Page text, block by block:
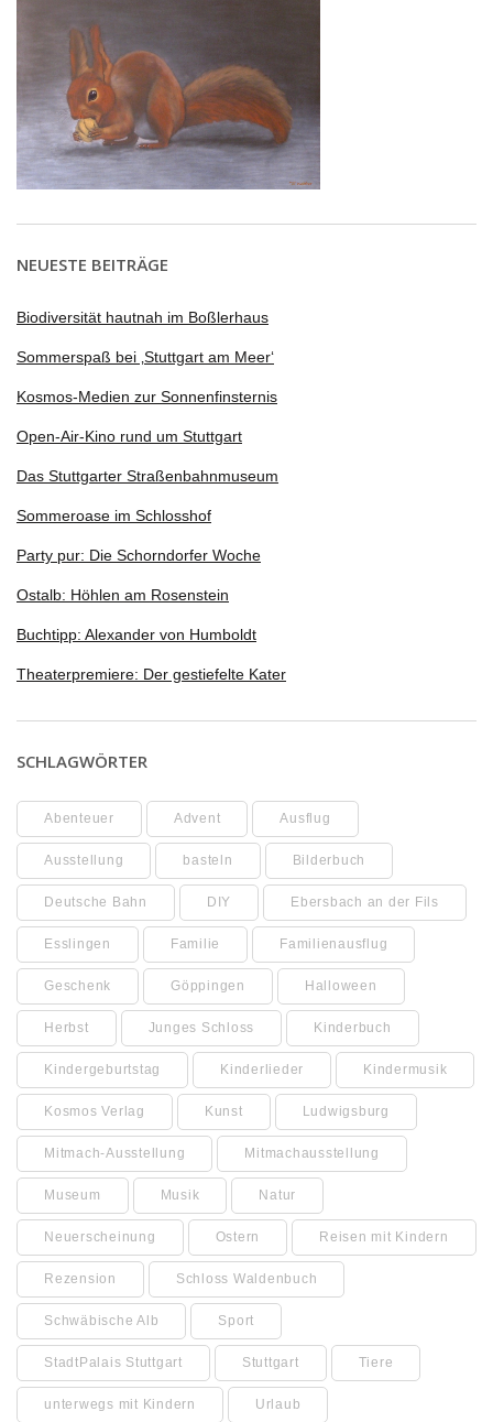
NEUESTE BEITRÄGE
Biodiversität hautnah im Boßlerhaus
Sommerspaß bei ‚Stuttgart am Meer‘
Kosmos-Medien zur Sonnenfinsternis
Open-Air-Kino rund um Stuttgart
Das Stuttgarter Straßenbahnmuseum
Sommeroase im Schlosshof
Party pur: Die Schorndorfer Woche
Ostalb: Höhlen am Rosenstein
Buchtipp: Alexander von Humboldt
Theaterpremiere: Der gestiefelte Kater
SCHLAGWÖRTER
Abenteuer Advent Ausflug
Ausstellung basteln Bilderbuch
Deutsche Bahn DIY Ebersbach an der Fils
Esslingen Familie Familienausflug
Geschenk Göppingen Halloween
Herbst Junges Schloss Kinderbuch
Kindergeburtstag Kinderlieder Kindermusik
Kosmos Verlag Kunst Ludwigsburg
Mitmach-Ausstellung Mitmachausstellung
Museum Musik Natur
Neuerscheinung Ostern Reisen mit Kindern
Rezension Schloss Waldenbuch
Schwäbische Alb Sport
StadtPalais Stuttgart Stuttgart Tiere
unterwegs mit Kindern Urlaub